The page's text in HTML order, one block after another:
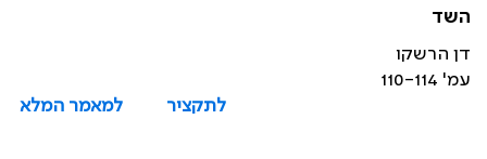
השד
דן הרשקו
עמ' 110-114
לתקציר
למאמר המלא